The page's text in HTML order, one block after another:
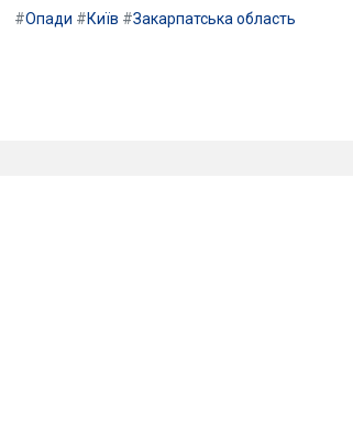
#Опади #Київ #Закарпатська область